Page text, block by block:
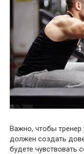
Важно, чтобы тренер
должен создать
будете чувствовать